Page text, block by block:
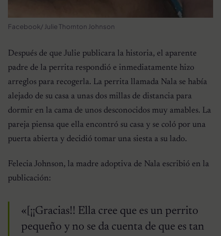
Facebook/ Julie Thornton Johnson
Después de que Julie publicara la historia, el aparente
padre de la perrita respondió e inmediatamente hizo
arreglos para recogerla. La perrita llamada Nala se había
alejado de su casa a unas dos millas de distancia para
dormir en la cama de unos desconocidos muy amables. La
pareja piensa que ella encontró su casa y se coló por una
puerta abierta y decidió tomar una siesta a su lado.
Felecia Johnson, la madre adoptiva de Nala escribió en la
publicación:
«[¡¡Gracias!! Ella cree que es un perrito
pequeño y no se da cuenta de que es tan